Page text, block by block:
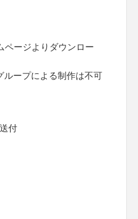
ページよりダウンロー
ープによる制作は不可
付